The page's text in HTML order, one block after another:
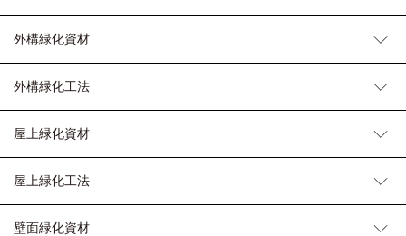
外構緑化資材
外構緑化工法
屋上緑化資材
屋上緑化工法
壁面緑化資材